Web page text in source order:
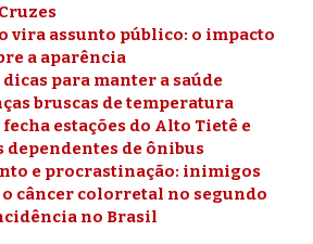
vira assunto público: o impacto
a aparência
para manter a saúde
bruscas de temperatura
fecha estações do Alto Tietê e
dependentes de ônibus
e procrastinação: inimigos
câncer colorretal no segundo
no Brasil